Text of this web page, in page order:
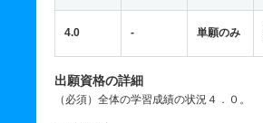
4.0 - 単願のみ
出願資格の詳細
（必須）全体の学習成績の状況４．０。